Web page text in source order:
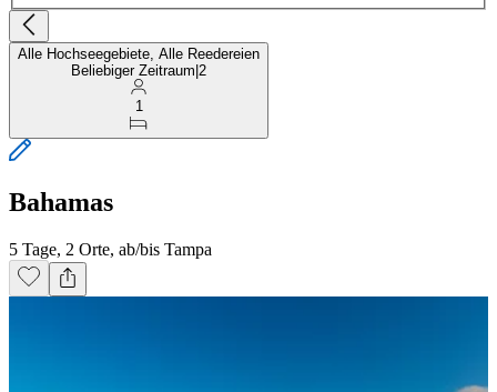
Alle Hochseegebiete, Alle Reedereien
Beliebiger Zeitraum 2
1
Bahamas
5 Tage, 2 Orte, ab/bis Tampa